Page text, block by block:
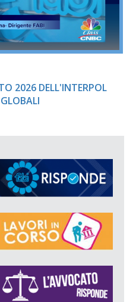
2026 DELL'INTERPOL